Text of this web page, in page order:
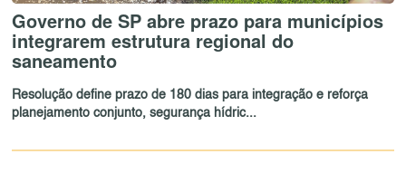
Governo de SP abre prazo para municípios
integrarem estrutura regional do
saneamento
Resolução define prazo de 180 dias para integração e reforça
planejamento conjunto, segurança hídric...